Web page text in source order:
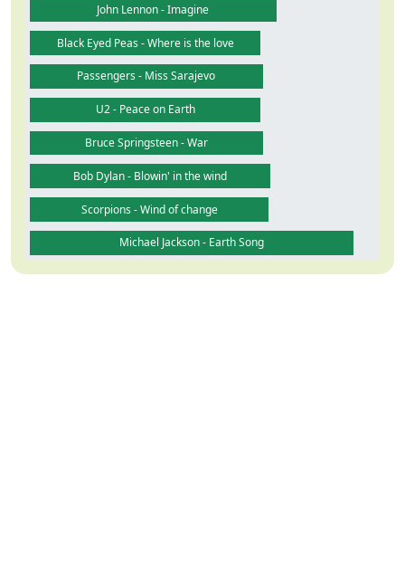
John Lennon - Imagine
Black Eyed Peas - Where is the love
Passengers - Miss Sarajevo
U2 - Peace on Earth
Bruce Springsteen - War
Bob Dylan - Blowin' in the wind
Scorpions - Wind of change
Michael Jackson - Earth Song